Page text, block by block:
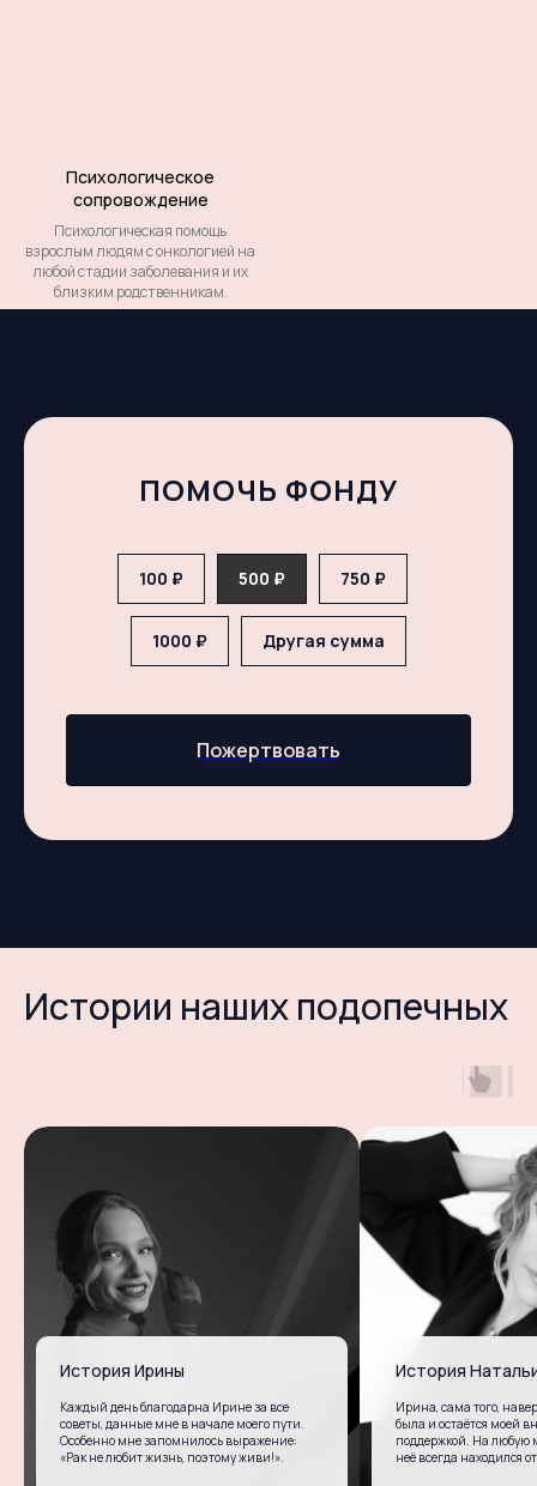
Психологическое
сопровождение
Психологическая помощь
взрослым людям с онкологией на
любой стадии заболевания и их
близким родственникам.
ПОМОЧЬ ФОНДУ
100 ₽ 500 ₽ 750 ₽
1000 ₽ Другая сумма
Пожертвовать
Истории наших подопечных
История Ирины
Каждый день благодарна Ирине за все
советы, данные мне в начале моего пути.
Особенно мне запомнилось выражение:
«Рак не любит жизнь, поэтому живи!».
История
Ирина, сама того,
была и остаётся моей
поддержкой. На любую
неё всегда находился